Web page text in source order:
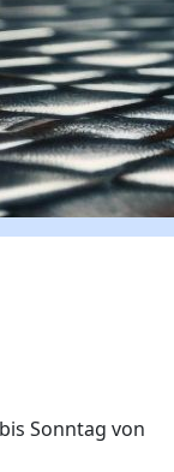
Sonntag von